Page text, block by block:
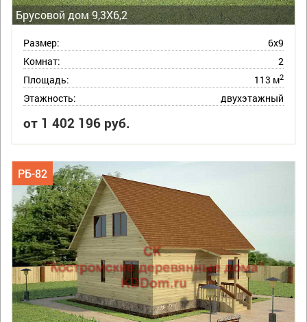
Брусовой дом 9,3Х6,2
Размер:
6х9
Комнат:
2
Площадь:
113 м2
Этажность: двухэтажный
от 1 402 196 руб.
РБ-82